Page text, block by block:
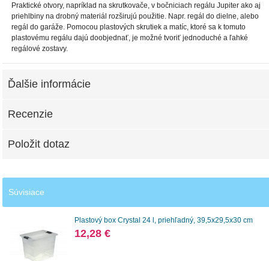
Praktické otvory, napríklad na skrutkovače, v bočniciach regálu Jupiter ako aj
priehlbiny na drobný materiál rozširujú použitie. Napr. regál do dielne, alebo
regál do garáže. Pomocou plastových skrutiek a matíc, ktoré sa k tomuto
plastovému regálu dajú doobjednať, je možné tvoriť jednoduché a ľahké
regálové zostavy.
Ďalšie informácie
Recenzie
Položit dotaz
Súvisiace
Plastový box Crystal 24 l, priehľadný, 39,5x29,5x30 cm
12,28 €